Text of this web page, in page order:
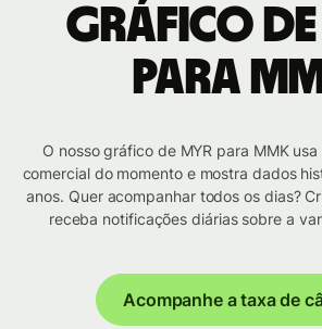
Gráfico de
para
O nosso gráfico de MYR para MMK
comercial do momento e mostra dados
anos. Quer acompanhar todos os dias?
receba notificações diárias sobre a
Acompanhe a taxa de